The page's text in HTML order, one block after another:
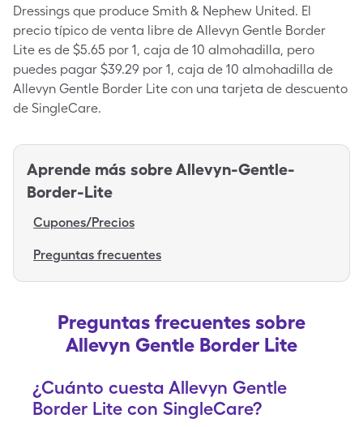
Dressings que produce Smith & Nephew United. El
precio típico de venta libre de Allevyn Gentle Border
Lite es de $5.65 por 1, caja de 10 almohadilla, pero
puedes pagar $39.29 por 1, caja de 10 almohadilla de
Allevyn Gentle Border Lite con una tarjeta de descuento
de SingleCare.
Aprende más sobreAllevyn-Gentle-
Border-Lite
Cupones/Precios
Preguntas frecuentes
Preguntas frecuentes sobre
Allevyn Gentle Border Lite
¿Cuánto cuesta Allevyn Gentle
Border Lite con SingleCare?